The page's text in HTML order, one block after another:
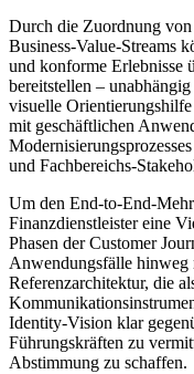
Durch die Zuordnung
Business-Value-Streams
und konforme Erlebnisse
bereitstellen –
visuelle
mit geschäftlichen
und Fachbereichs-
Um den End-to-End-
Finanzdienstleister eine
Phasen der Customer
Anwendungsfälle hinweg
Referenzarchitektur, die
Identity-Vision klar
Führungskräften zu
Abstimmung zu schaffen.